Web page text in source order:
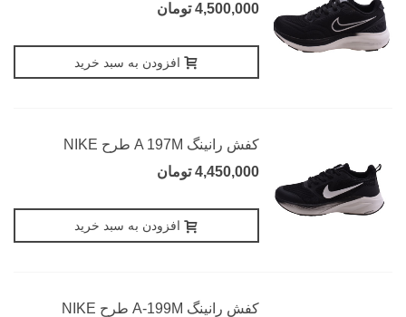
4,500,000 تومان
افزودن به سبد خرید
کفش رانینگ A 197M طرح NIKE
4,450,000 تومان
افزودن به سبد خرید
کفش رانینگ A-199M طرح NIKE